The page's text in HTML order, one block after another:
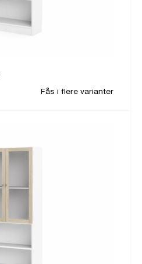
Fås i flere varianter